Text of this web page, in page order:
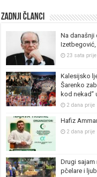
Zadnji članci
Na današnji
23 sata prije
Kalesijsko
Šarenko
kod nekad”
2 dana prije
Hafiz
2 dana prije
Drugi sajam
pčelare i